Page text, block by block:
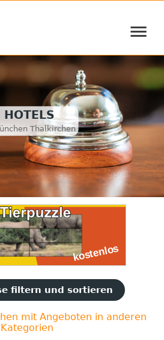
≡
HOTELS
Thalkirchen
filtern und sortieren
mit Angeboten in anderen
Kategorien